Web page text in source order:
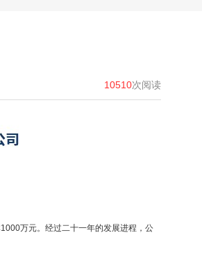
10510次阅读
1000万元。经过二十一年的发展进程，公